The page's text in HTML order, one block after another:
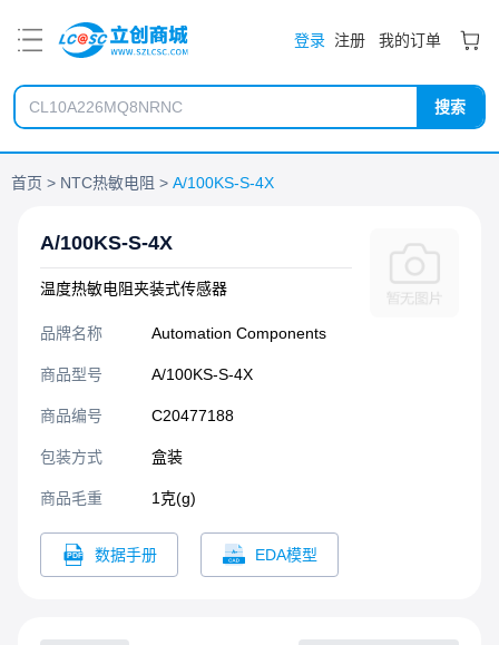
登录 注册 我的订单
搜索
首页 NTC热敏电阻 A/100KS-S-4X
A/100KS-S-4X
温度热敏电阻夹装式传感器
品牌名称 Automation Components
商品型号 A/100KS-S-4X
商品编号 C20477188
包装方式 盒装
商品毛重 1克(g)
数据手册 EDA模型